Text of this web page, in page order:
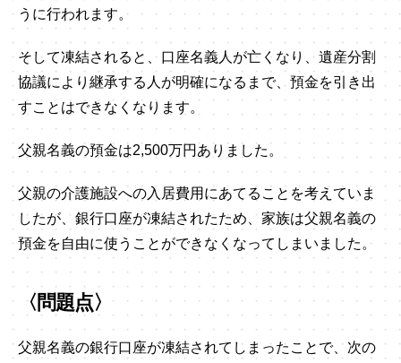
うに行われます。
そして凍結されると、口座名義人が亡くなり、遺産分割
協議により継承する人が明確になるまで、預金を引き出
すことはできなくなります。
父親名義の預金は2,500万円ありました。
父親の介護施設への入居費用にあてることを考えていま
したが、銀行口座が凍結されたため、家族は父親名義の
預金を自由に使うことができなくなってしまいました。
〈問題点〉
父親名義の銀行口座が凍結されてしまったことで、次の